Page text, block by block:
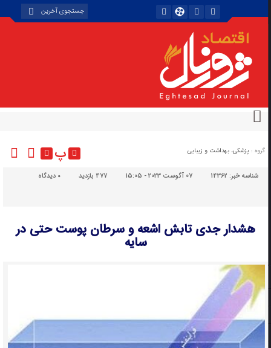
گروه : پزشکی، بهداشت و زیبایی پ
شناسه خبر:14362 07 آگوست 2023 - 15:05 477 بازدید دیدگاه
هشدار جدی تابش اشعه و سرطان پوست حتی در
سایه